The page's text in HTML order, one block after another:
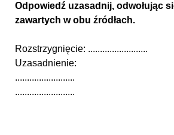
Odpowiedź uzasadnij, odwołując
zawartych w obu źródłach.
Rozstrzygnięcie: .........................
Uzasadnienie:
.........................
.........................